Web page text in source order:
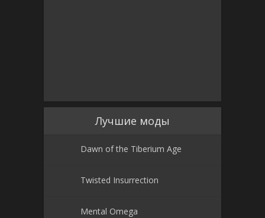
Лучшие моды
Dawn of the Tiberium Age
Twisted Insurrection
Mental Omega